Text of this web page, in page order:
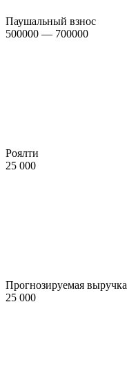
Паушальный взнос
500000 — 700000
Роялти
25 000
Прогнозируемая выручка
25 000